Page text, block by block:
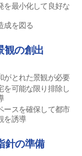
を最小化して良好な
成を図る
観の創出
がとれた景観が必要
を可能な限り排除し
ースを確保して都市
を誘導
針の準備